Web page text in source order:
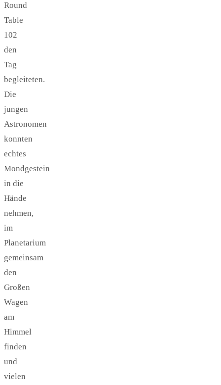
Round
Table
102
den
Tag
begleiteten.
Die
jungen
Astronomen
konnten
echtes
Mondgestein
in die
Hände
nehmen,
im
Planetarium
gemeinsam
den
Großen
Wagen
am
Himmel
finden
und
vielen